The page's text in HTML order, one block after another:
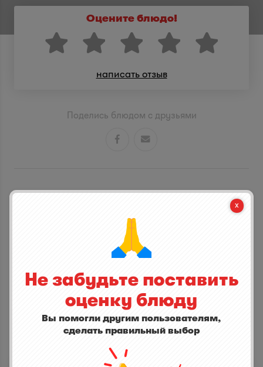
Оцените блюдо!
написать отзыв
Поделись блюдом с друзьями
 
CТАНЬ ПЕРВЫМ КТО ДОБАВИТ ОТЗЫВ
написать отзыв
Не забудьте поставить
оценку блюду
Вы помогли другим пользователям,
сделать правильный выбор